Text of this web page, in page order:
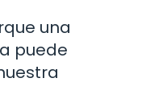
una
puede